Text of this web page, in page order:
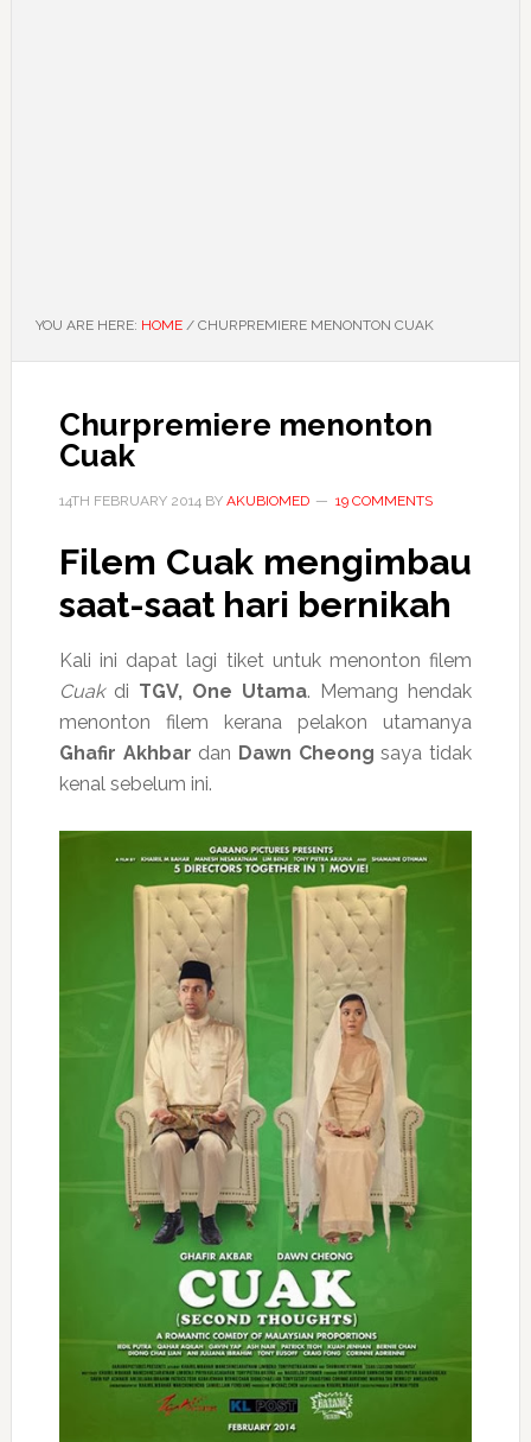
YOU ARE HERE: HOME /CHURPREMIERE MENONTON CUAK
Churpremiere menonton
Cuak
14TH FEBRUARY 2014BY AKUBIOMED 19 COMMENTS
Filem Cuak mengimbau
saat-saat hari bernikah
Kali ini dapat lagi tiket untuk menonton filem
Cuakdi TGV, One Utama. Memang hendak
menonton filem kerana pelakon utamanya
Ghafir Akhbar dan Dawn Cheong saya tidak
kenal sebelum ini.